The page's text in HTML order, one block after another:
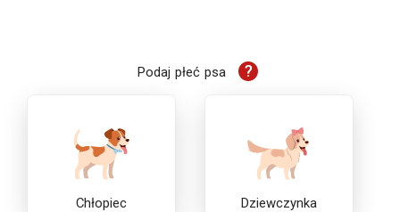
Podaj płeć psa ?
Chłopiec Dziewczynka